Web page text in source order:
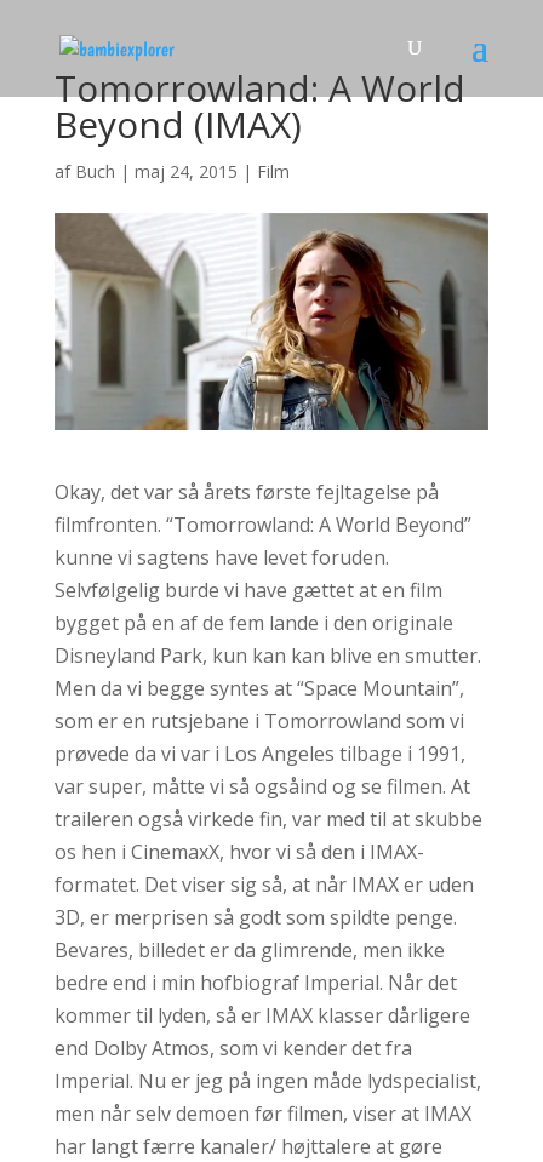
Tomorrowland: A World
Beyond (IMAX)
af Buch | maj 24, 2015 | Film
Okay, det var så årets første fejltagelse på
filmfronten. “Tomorrowland: A World Beyond”
kunne vi sagtens have levet foruden.
Selvfølgelig burde vi have gættet at en film
bygget på en af de fem lande i den originale
Disneyland Park, kun kan kan blive en smutter.
Men da vi begge syntes at “Space Mountain”,
som er en rutsjebane i Tomorrowland som vi
prøvede da vi var i Los Angeles tilbage i 1991,
var super, måtte vi så ogsåind og se filmen. At
traileren også virkede fin, var med til at skubbe
os hen i CinemaxX, hvor vi så den i IMAX-
formatet. Det viser sig så, at når IMAX er uden
3D, er merprisen så godt som spildte penge.
Bevares, billedet er da glimrende, men ikke
bedre end i min hofbiograf Imperial. Når det
kommer til lyden, så er IMAX klasser dårligere
end Dolby Atmos, som vi kender det fra
Imperial. Nu er jeg på ingen måde lydspecialist,
men når selv demoen før filmen, viser at IMAX
har langt færre kanaler/ højttalere at gøre